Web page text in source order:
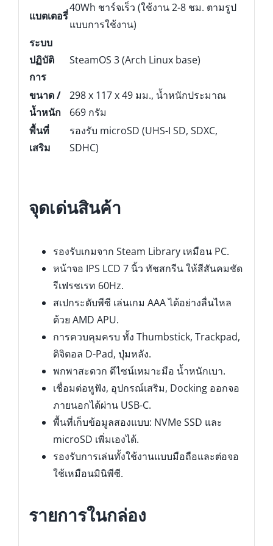
แบตเตอรี่
40Wh ชาร์จเร็ว (ใช้งาน 2-8 ชม. ตามรูป
แบบการใช้งาน)
ระบบ
ปฏิบัติ
การ
SteamOS 3 (Arch Linux base)
ขนาด /
น้ำหนัก
298 x 117 x 49 มม., น้ำหนักประมาณ
669 กรัม
พื้นที่
เสริม
รองรับ microSD (UHS-I SD, SDXC,
SDHC)
จุดเด่นสินค้า
รองรับเกมจาก Steam Library เหมือน PC.
หน้าจอ IPS LCD 7 นิ้ว ทัชสกรีน ให้สีสันคมชัด
รีเฟรชเรท 60Hz.
สเปกระดับพีซี เล่นเกม AAA ได้อย่างลื่นไหล
ด้วย AMD APU.
การควบคุมครบ ทั้ง Thumbstick, Trackpad,
ดิจิตอล D-Pad, ปุ่มหลัง.
พกพาสะดวก ดีไซน์เหมาะมือ น้ำหนักเบา.
เชื่อมต่อหูฟัง, อุปกรณ์เสริม, Docking ออกจอ
ภายนอกได้ผ่าน USB-C.
พื้นที่เก็บข้อมูลสองแบบ: NVMe SSD และ
microSD เพิ่มเองได้.
รองรับการเล่นทั้งใช้งานแบบมือถือและต่อจอ
ใช้เหมือนมินิพีซี.
รายการในกล่อง